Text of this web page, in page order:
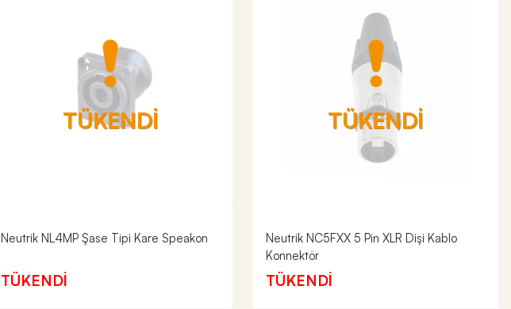
TÜKENDİ
Neutrik NL4MP Şase Tipi Kare Speakon
TÜKENDİ
TÜKENDİ
Neutrik NC5FXX 5 Pin XLR Dişi Kablo
Konnektör
TÜKENDİ